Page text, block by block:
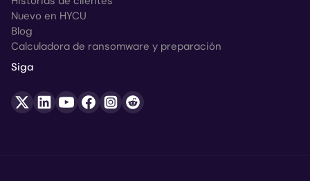
Nuevo en HYCU
Blog
Calculadora de ransomware y preparación
Siga